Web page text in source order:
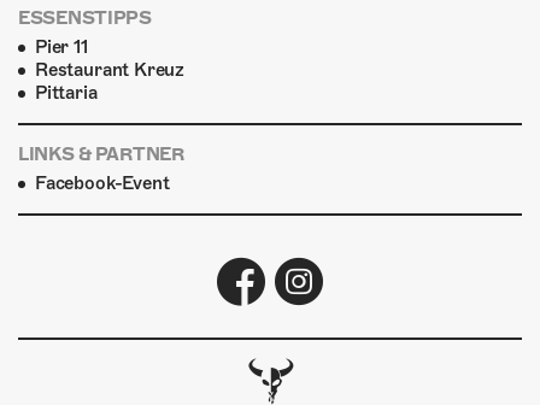
ESSENSTIPPS
Pier 11
Restaurant Kreuz
Pittaria
LINKS & PARTNER
Facebook-Event